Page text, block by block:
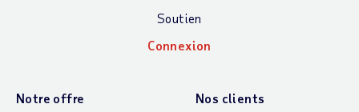
Soutien
Connexion
Notre offre
Nos clients